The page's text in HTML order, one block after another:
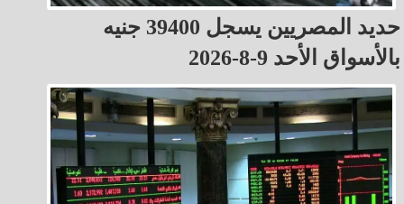
حديد المصريين يسجل 39400 جنيه
بالأسواق الأحد 9-8-2026